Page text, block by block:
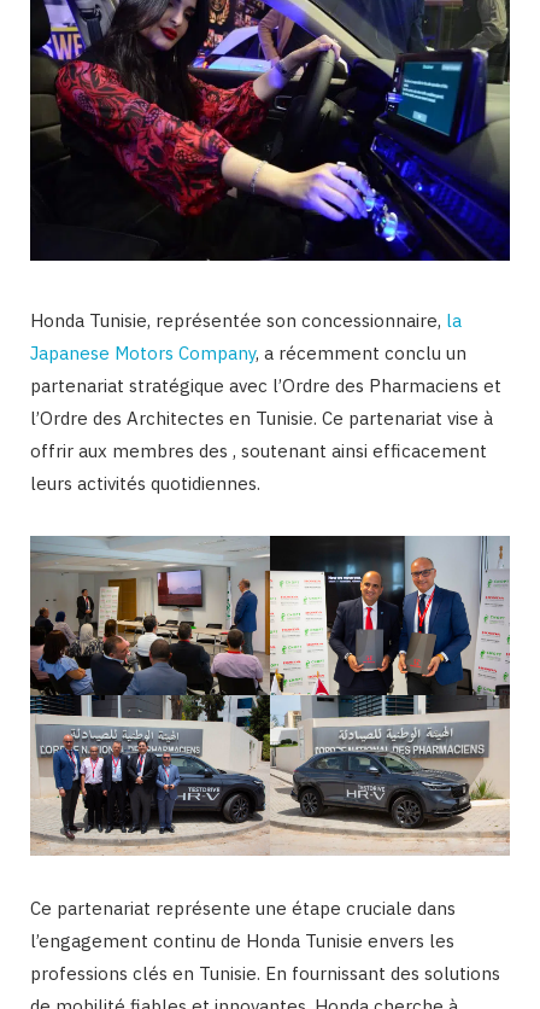
Honda Tunisie, représentée son concessionnaire, la
Japanese Motors Company, a récemment conclu un
partenariat stratégique avec l’Ordre des Pharmaciens et
l’Ordre des Architectes en Tunisie. Ce partenariat vise à
offrir aux membres des , soutenant ainsi efficacement
leurs activités quotidiennes.
Ce partenariat représente une étape cruciale dans
l’engagement continu de Honda Tunisie envers les
professions clés en Tunisie. En fournissant des solutions